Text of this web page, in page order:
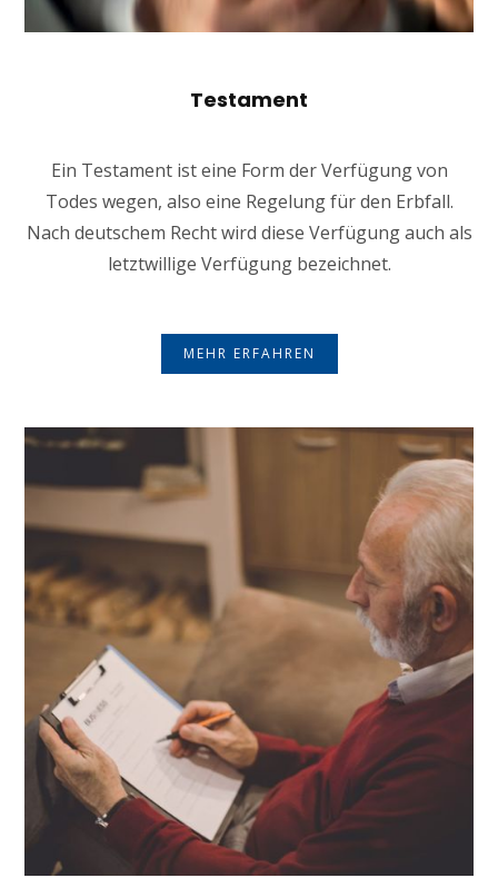
Testament
Ein Testament ist eine Form der Verfügung von
Todes wegen, also eine Regelung für den Erbfall.
Nach deutschem Recht wird diese Verfügung auch als
letztwillige Verfügung bezeichnet.
MEHR ERFAHREN